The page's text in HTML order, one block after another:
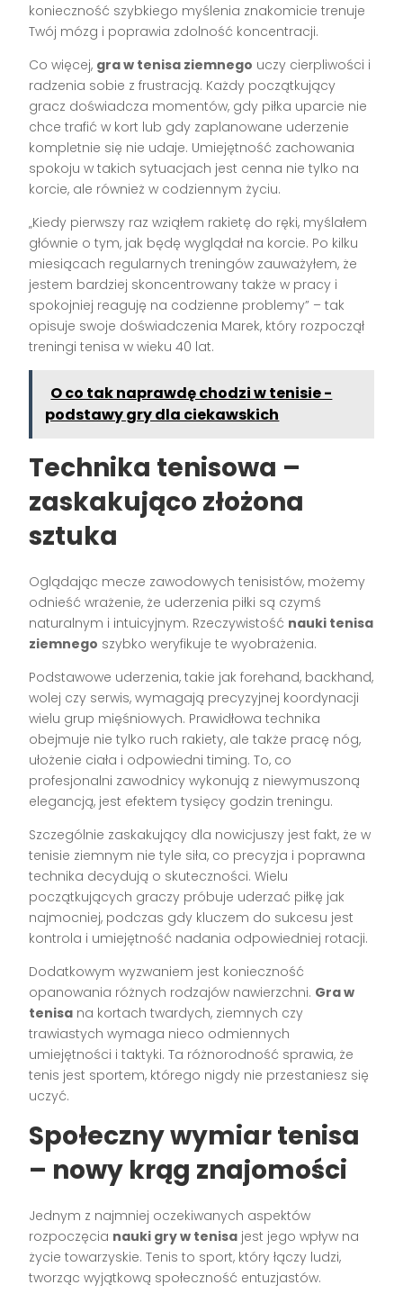
konieczność szybkiego myślenia znakomicie trenuje
Twój mózg i poprawia zdolność koncentracji.
Co więcej, gra w tenisa ziemnego uczy cierpliwości i
radzenia sobie z frustracją. Każdy początkujący
gracz doświadcza momentów, gdy piłka uparcie nie
chce trafić w kort lub gdy zaplanowane uderzenie
kompletnie się nie udaje. Umiejętność zachowania
spokoju w takich sytuacjach jest cenna nie tylko na
korcie, ale również w codziennym życiu.
„Kiedy pierwszy raz wziąłem rakietę do ręki, myślałem
głównie o tym, jak będę wyglądał na korcie. Po kilku
miesiącach regularnych treningów zauważyłem, że
jestem bardziej skoncentrowany także w pracy i
spokojniej reaguję na codzienne problemy” – tak
opisuje swoje doświadczenia Marek, który rozpoczął
treningi tenisa w wieku 40 lat.
O co tak naprawdę chodzi w tenisie -
podstawy gry dla ciekawskich
Technika tenisowa –
zaskakująco złożona
sztuka
Oglądając mecze zawodowych tenisistów, możemy
odnieść wrażenie, że uderzenia piłki są czymś
naturalnym i intuicyjnym. Rzeczywistość nauki tenisa
ziemnego szybko weryfikuje te wyobrażenia.
Podstawowe uderzenia, takie jak forehand, backhand,
wolej czy serwis, wymagają precyzyjnej koordynacji
wielu grup mięśniowych. Prawidłowa technika
obejmuje nie tylko ruch rakiety, ale także pracę nóg,
ułożenie ciała i odpowiedni timing. To, co
profesjonalni zawodnicy wykonują z niewymuszoną
elegancją, jest efektem tysięcy godzin treningu.
Szczególnie zaskakujący dla nowicjuszy jest fakt, że w
tenisie ziemnym nie tyle siła, co precyzja i poprawna
technika decydują o skuteczności. Wielu
początkujących graczy próbuje uderzać piłkę jak
najmocniej, podczas gdy kluczem do sukcesu jest
kontrola i umiejętność nadania odpowiedniej rotacji.
Dodatkowym wyzwaniem jest konieczność
opanowania różnych rodzajów nawierzchni. Gra w
tenisa na kortach twardych, ziemnych czy
trawiastych wymaga nieco odmiennych
umiejętności i taktyki. Ta różnorodność sprawia, że
tenis jest sportem, którego nigdy nie przestaniesz się
uczyć.
Społeczny wymiar tenisa
– nowy krąg znajomości
Jednym z najmniej oczekiwanych aspektów
rozpoczęcia nauki gry w tenisa jest jego wpływ na
życie towarzyskie. Tenis to sport, który łączy ludzi,
tworząc wyjątkową społeczność entuzjastów.